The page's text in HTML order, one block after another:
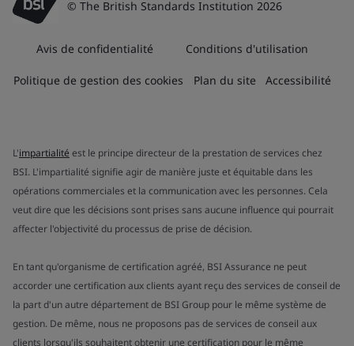
© The British Standards Institution 2026
Avis de confidentialité Conditions d'utilisation
Politique de gestion des cookies Plan du site Accessibilité
L'impartialité est le principe directeur de la prestation de services chez
BSI. L'impartialité signifie agir de manière juste et équitable dans les
opérations commerciales et la communication avec les personnes. Cela
veut dire que les décisions sont prises sans aucune influence qui pourrait
affecter l'objectivité du processus de prise de décision.
En tant qu'organisme de certification agréé, BSI Assurance ne peut
accorder une certification aux clients ayant reçu des services de conseil de
la part d'un autre département de BSI Group pour le même système de
gestion. De même, nous ne proposons pas de services de conseil aux
clients lorsqu'ils souhaitent obtenir une certification pour le même